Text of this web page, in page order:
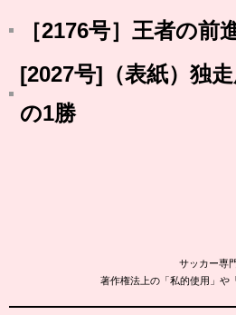
［2176号］王者の前
[2027号]（表紙）独
の1勝
サッカー専
著作権法上の「私的使用」や